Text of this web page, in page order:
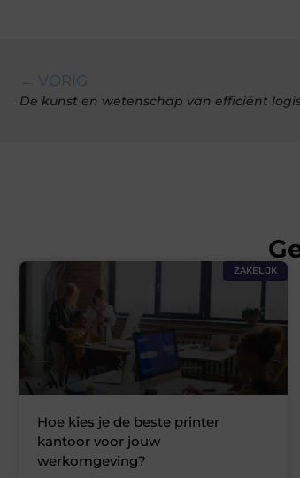
← VORIG
De kunst en wetenschap van efficiënt
ZAKELIJK
Hoe kies je de beste printer
kantoor voor jouw
werkomgeving?